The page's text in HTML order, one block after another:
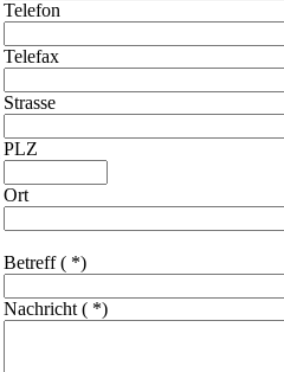
Telefon
Telefax
Strasse
PLZ
Ort
Betreff ( *)
Nachricht ( *)